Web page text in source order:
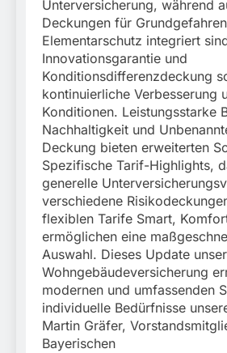
Unterversicherung, während
Deckungen für
Elementarschutz integriert
Innovationsgarantie und
Konditionsdifferenzdeckung
kontinuierliche Verbesserung
Konditionen. Leistungsstarke
Nachhaltigkeit und
Deckung bieten erweiterten
Spezifische Tarif-Highlights,
generelle
verschiedene
flexiblen Tarife Smart,
ermöglichen eine
Auswahl. Dieses Update
Wohngebäudeversicherung
modernen und umfassenden
individuelle Bedürfnisse
Martin Gräfer,
Bayerischen